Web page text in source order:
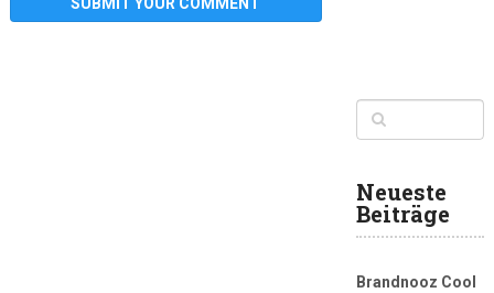
Neueste
Beiträge
Brandnooz Cool